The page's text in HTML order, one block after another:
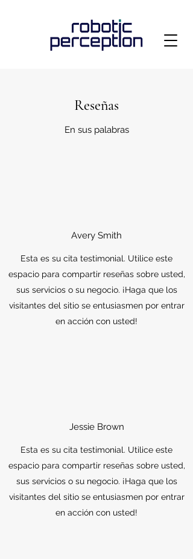
Reseñas
En sus palabras
Avery Smith
Esta es su cita testimonial. Utilice este
espacio para compartir reseñas sobre usted,
sus servicios o su negocio. ¡Haga que los
visitantes del sitio se entusiasmen por entrar
en acción con usted!
Jessie Brown
Esta es su cita testimonial. Utilice este
espacio para compartir reseñas sobre usted,
sus servicios o su negocio. ¡Haga que los
visitantes del sitio se entusiasmen por entrar
en acción con usted!